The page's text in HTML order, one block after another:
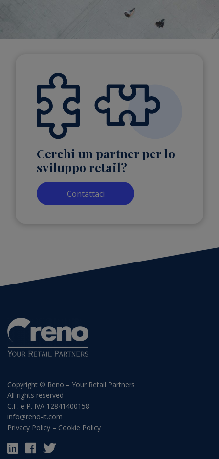
Cerchi un partner per lo
sviluppo retail?
Contattaci
Copyright © Reno – Your Retail Partners
All rights reserved
C.F. e P. IVA 12841400158
info@reno-it.com
Privacy Policy – Cookie Policy